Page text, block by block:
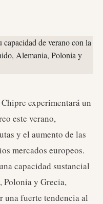
experimentará un
este verano,
y el aumento de las
mercados europeos.
capacidad sustancial
Polonia y Grecia,
una fuerte tendencia al